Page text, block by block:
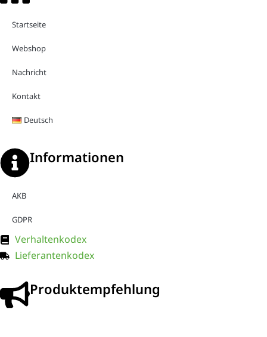
Startseite
Webshop
Nachricht
Kontakt
Deutsch
Informationen
AKB
GDPR
Verhaltenkodex
Lieferantenkodex
Produktempfehlung